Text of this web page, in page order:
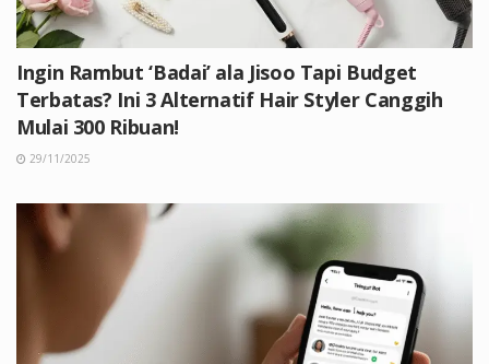
Ingin Rambut ‘Badai’ ala Jisoo Tapi Budget
Terbatas? Ini 3 Alternatif Hair Styler Canggih
Mulai 300 Ribuan!
29/11/2025